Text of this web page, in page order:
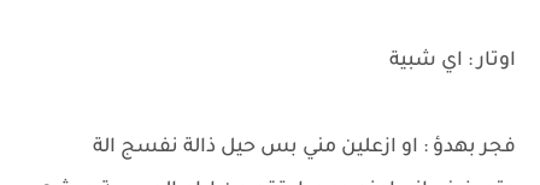
اوتار : اي شبية
فجر بهدؤ : او ازعلين مني بس حيل ذالة نفسج الة